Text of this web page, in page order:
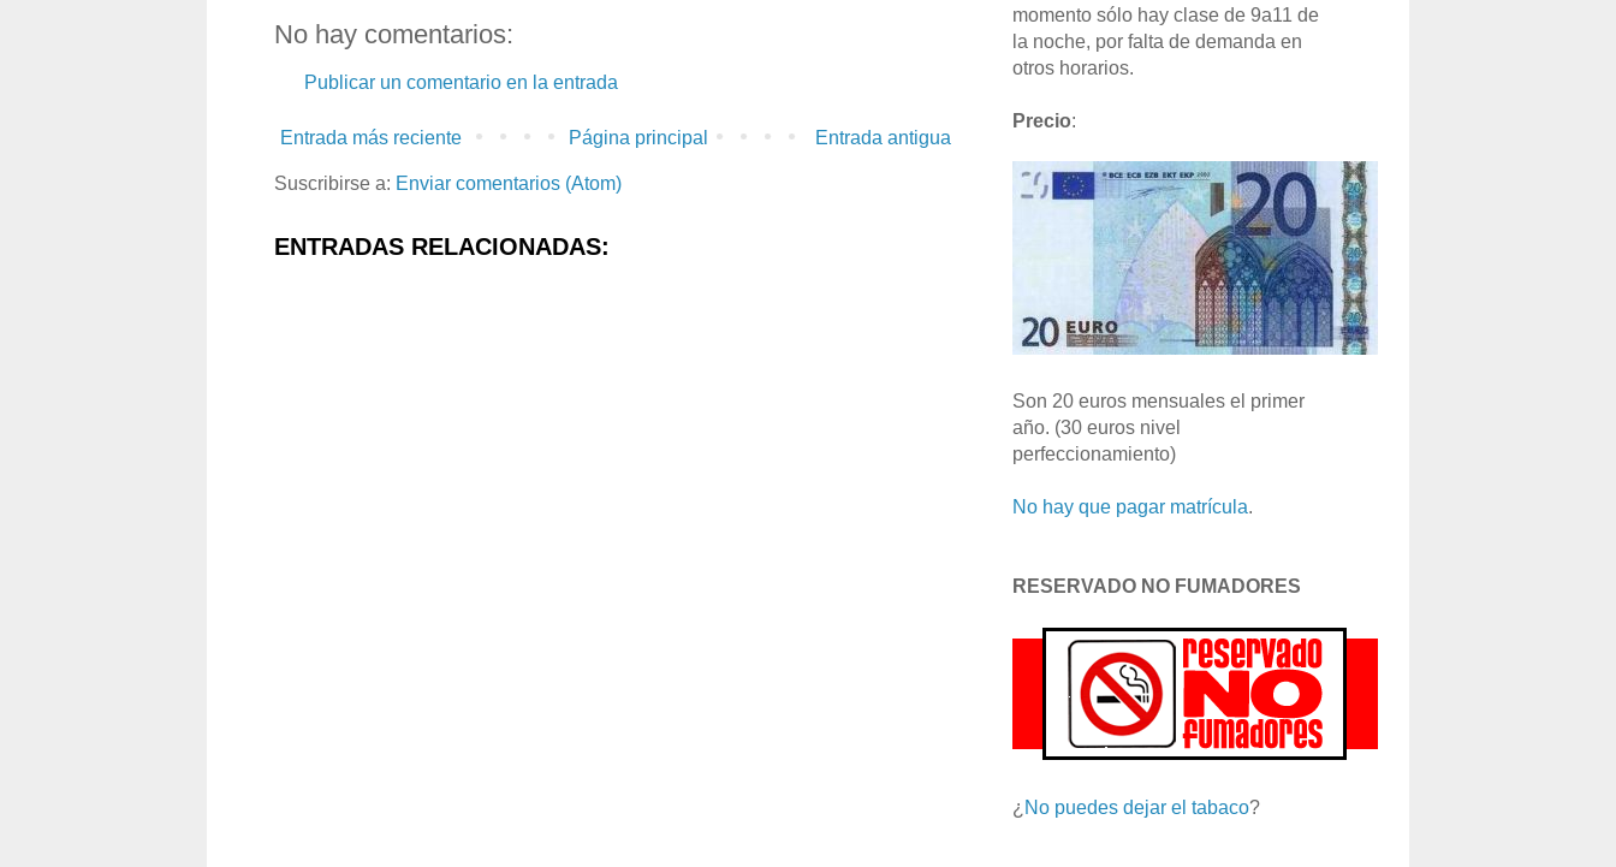
No hay comentarios:
Publicar un comentario en la entrada
Entrada más reciente Entrada antigua
Página principal
Suscribirse a: Enviar comentarios (Atom)
ENTRADAS RELACIONADAS:
momento sólo hay clase de 9a11 de
la noche, por falta de demanda en
otros horarios.
Precio:
Son 20 euros mensuales el primer
año. (30 euros nivel
perfeccionamiento)
No hay que pagar matrícula.
RESERVADO NO FUMADORES
¿ No puedes dejar el tabaco?